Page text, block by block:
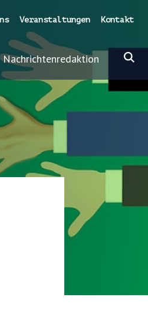
Nachrichtenredaktion
Veranstaltungen Kontakt